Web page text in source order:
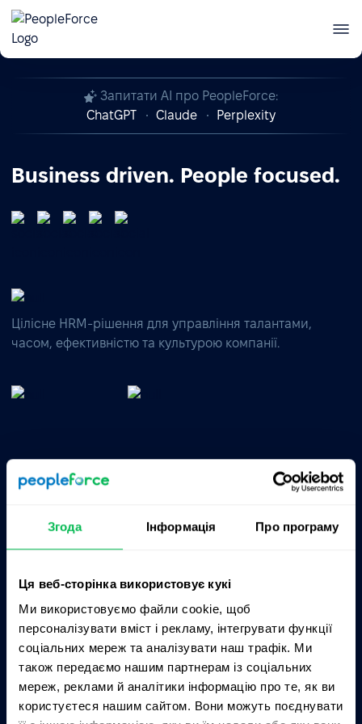
Згода Інформація Про програму
Ця веб-сторінка використовує кукі
Ми використовуємо файли cookie, щоб
персоналізувати вміст і рекламу, інтегрувати функції
соціальних мереж та аналізувати наш трафік. Ми
також передаємо нашим партнерам із соціальних
мереж, реклами й аналітики інформацію про те, як ви
користуєтеся нашим сайтом. Вони можуть поєднувати
Автоматизація кадрового обліку в Україні —
презентація PeopleForce Kadry
Запитати AI про PeopleForce:
ChatGPT
Claude Perplexity
Business driven. People focused.
Цілісне HRM-рішення для управління талантами,
часом, ефективністю та культурою компанії.
Продукти
Kadry
CoreHR
Recruit
Perform
Desk
Ціни
Партнери
Інтеграції
Кар’єрний сайт
Контакти